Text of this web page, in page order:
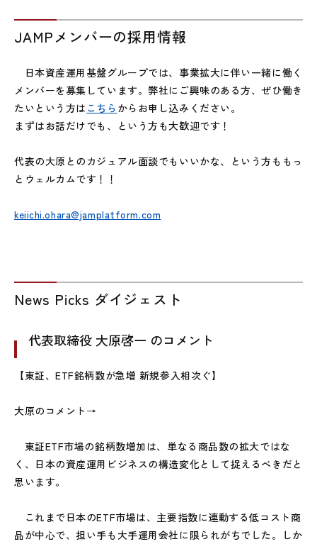
JAMPメンバーの採用情報
日本資産運用基盤グループでは、事業拡大に伴い一緒に働く
メンバーを募集しています。弊社にご興味のある方、ぜひ働き
たいという方は こちら からお申し込みください。
まずはお話だけでも、という方も大歓迎です！
代表の大原とのカジュアル面談でもいいかな、という方ももっ
とウェルカムです！！
keiichi.ohara@jamplatform.com
News Picks ダイジェスト
代表取締役 大原啓一 のコメント
【東証、ETF銘柄数が急増 新規参入相次ぐ】
大原のコメント→
東証ETF市場の銘柄数増加は、単なる商品数の拡大ではな
く、日本の資産運用ビジネスの構造変化として捉えるべきだと
思います。
これまで日本のETF市場は、主要指数に連動する低コスト商
品が中心で、担い手も大手運用会社に限られがちでした。しか